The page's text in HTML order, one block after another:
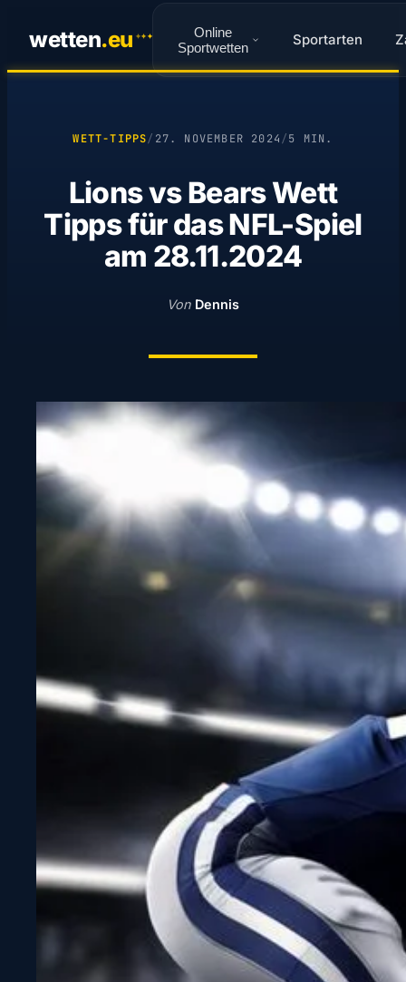
wetten.eu ✦✦ ✦
Online
Sportwetten
Sportarten
WETT-TIPPS/ 27. NOVEMBER 2024/5 MIN.
Lions vs Bears Wett
Tipps für das NFL-Spiel
am 28.11.2024
Von Dennis